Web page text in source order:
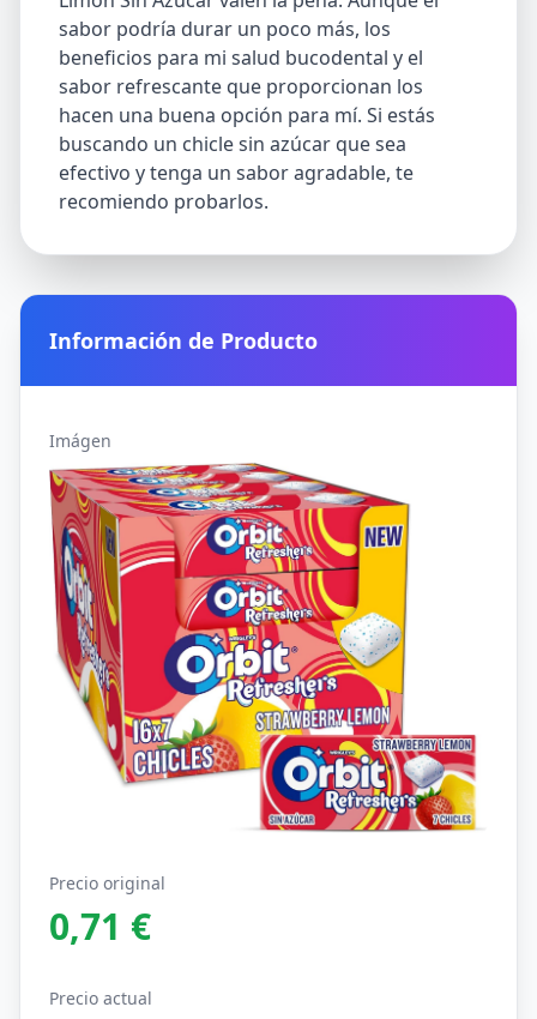
sabor podría durar un poco más, los
beneficios para mi salud bucodental y el
sabor refrescante que proporcionan los
hacen una buena opción para mí. Si estás
buscando un chicle sin azúcar que sea
efectivo y tenga un sabor agradable, te
recomiendo probarlos.
Información de Producto
Imágen
Precio original
0,71 €
Precio actual